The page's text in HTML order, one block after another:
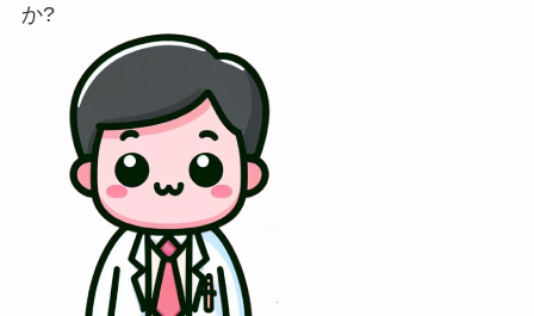
か?